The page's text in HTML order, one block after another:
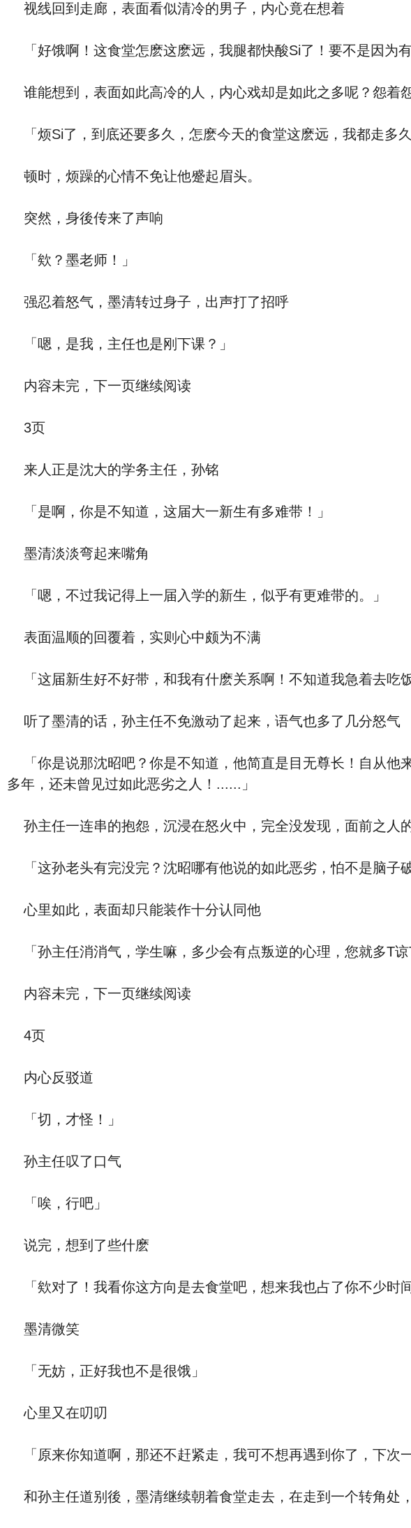
视线回到走廊，表面看似清冷的男子，内心竟在想着
「好饿啊！这食堂怎麽这麽远，我腿都快酸Si了！要不是因为
谁能想到，表面如此高冷的人，内心戏却是如此之多呢？怨着
「烦Si了，到底还要多久，怎麽今天的食堂这麽远，我都走多久
顿时，烦躁的心情不免让他蹙起眉头。
突然，身後传来了声响
「欸？墨老师！」
强忍着怒气，墨清转过身子，出声打了招呼
「嗯，是我，主任也是刚下课？」
内容未完，下一页继续阅读
3页
来人正是沈大的学务主任，孙铭
「是啊，你是不知道，这届大一新生有多难带！」
墨清淡淡弯起来嘴角
「嗯，不过我记得上一届入学的新生，似乎有更难带的。」
表面温顺的回覆着，实则心中颇为不满
「这届新生好不好带，和我有什麽关系啊！不知道我急着去吃
听了墨清的话，孙主任不免激动了起来，语气也多了几分怒气
「你是说那沈昭吧？你是不知道，他简直是目无尊长！自从他
多年，还未曾见过如此恶劣之人！......」
孙主任一连串的抱怨，沉浸在怒火中，完全没发现，面前之人
「这孙老头有完没完？沈昭哪有他说的如此恶劣，怕不是脑子破
心里如此，表面却只能装作十分认同他
「孙主任消消气，学生嘛，多少会有点叛逆的心理，您就多T谅
内容未完，下一页继续阅读
4页
内心反驳道
「切，才怪！」
孙主任叹了口气
「唉，行吧」
说完，想到了些什麽
「欸对了！我看你这方向是去食堂吧，想来我也占了你不少时
墨清微笑
「无妨，正好我也不是很饿」
心里又在叨叨
「原来你知道啊，那还不赶紧走，我可不想再遇到你了，下次
和孙主任道别後，墨清继续朝着食堂走去，在走到一个转角处